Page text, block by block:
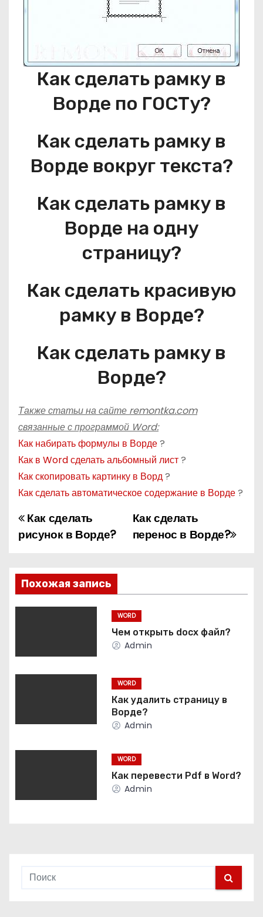
Как сделать рамку в
Ворде по ГОСТу?
Как сделать рамку в
Ворде вокруг текста?
Как сделать рамку в
Ворде на одну
страницу?
Как сделать красивую
рамку в Ворде?
Как сделать рамку в
Ворде?
Также статьи на сайте remontka.com
связанные с программой Word:
Как набирать формулы в Ворде?
Как в Word сделать альбомный лист?
Как скопировать картинку в Ворд?
Как сделать автоматическое содержание в Ворде?
Н
а
в
и
ц
я
п
з
Как сделать
перенос в Ворде?
Как сделать
рисунок в Ворде?
Похожая запись
WORD
Чем открыть docx файл?
Admin
WORD
Как удалить страницу в
Ворде?
Admin
WORD
Как перевести Pdf в Word?
Admin